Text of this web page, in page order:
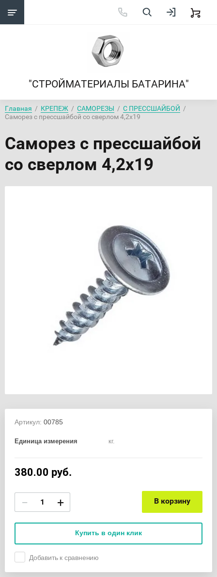
"СТРОЙМАТЕРИАЛЫ БАТАРИНА"
Главная
  /
КРЕПЕЖ
  /
САМОРЕЗЫ
  /
С ПРЕССШАЙБОЙ
  /
Саморез с прессшайбой со сверлом 4,2х19
Саморез с прессшайбой
со сверлом 4,2х19
Артикул: 00785
Единица измерения кг.
380.00 руб.
− + В корзину
Купить в один клик
Добавить к сравнению